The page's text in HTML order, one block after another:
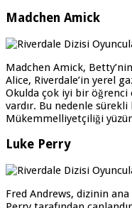
Madchen Amick
Madchen Amick,
Alice, Riverdale’in yerel
Okulda çok iyi bir
vardır. Bu nedenle sürekli
Mükemmelliyetçiliği
Luke Perry
Fred Andrews, dizinin ana